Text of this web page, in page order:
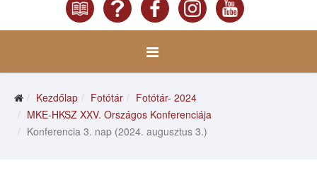
Kezdőlap Fotótár
Fotótár- 2024
MKE-HKSZ XXV. Országos Konferenciája
Konferencia 3. nap (2024. augusztus 3.)